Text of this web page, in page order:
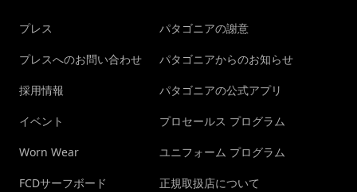
プレス
プレスへのお問い合わせ
採用情報
イベント
Worn Wear
FCDサーフボード
パタゴニアの謝意
パタゴニアからのお知らせ
パタゴニアの公式アプリ
プロセールス プログラム
ユニフォーム プログラム
正規取扱店について